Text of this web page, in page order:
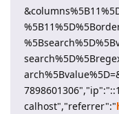
calhost","referrer":"